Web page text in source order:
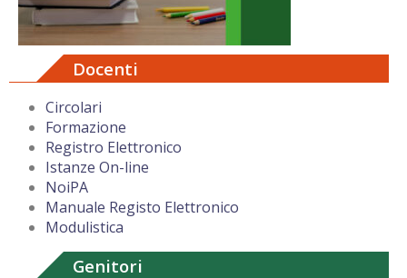
Docenti
Circolari
Formazione
Registro Elettronico
Istanze On-line
NoiPA
Manuale Registo Elettronico
Modulistica
Genitori